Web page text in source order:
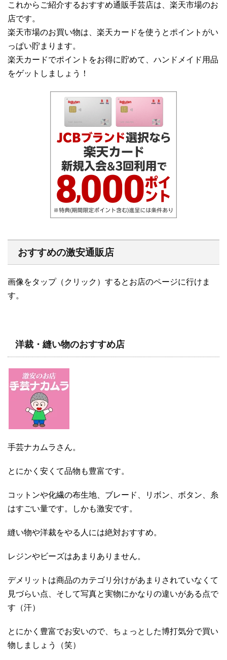
これからご紹介するおすすめ通販手芸店は、楽天市場のお
店です。
楽天市場のお買い物は、楽天カードを使うとポイントがい
っぱい貯まります。
楽天カードでポイントをお得に貯めて、ハンドメイド用品
をゲットしましょう！
おすすめの激安通販店
画像をタップ（クリック）するとお店のページに行けま
す。
洋裁・縫い物のおすすめ店
手芸ナカムラさん。
とにかく安くて品物も豊富です。
コットンや化繊の布生地、ブレード、リボン、ボタン、糸
はすごい量です。しかも激安です。
縫い物や洋裁をやる人には絶対おすすめ。
レジンやビーズはあまりありません。
デメリットは商品のカテゴリ分けがあまりされていなくて
見づらい点、そして写真と実物にかなりの違いがある点で
す（汗）
とにかく豊富でお安いので、ちょっとした博打気分で買い
物しましょう（笑）